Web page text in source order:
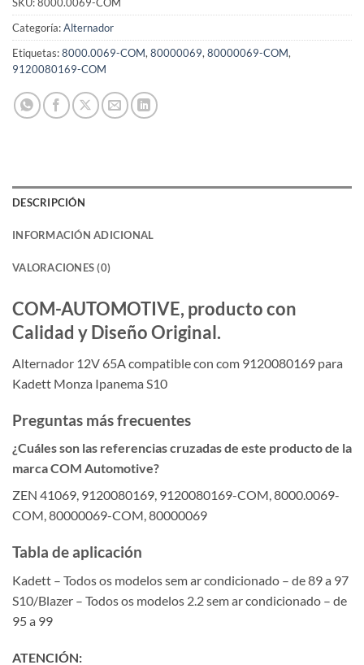
Categoría:Alternador
Etiquetas:8000.0069-COM, 80000069, 80000069-COM,
9120080169-COM
DESCRIPCIÓN
INFORMACIÓN ADICIONAL
VALORACIONES (0)
COM-AUTOMOTIVE, producto con
Calidad y Diseño Original.
Alternador 12V 65A compatible con com 9120080169 para
Kadett Monza Ipanema S10
Preguntas más frecuentes
¿Cuáles son las referencias cruzadas de este producto de la
marca COM Automotive?
ZEN 41069, 9120080169, 9120080169-COM, 8000.0069-
COM, 80000069-COM, 80000069
Tabla de aplicación
Kadett – Todos os modelos sem ar condicionado – de 89 a 97
S10/Blazer – Todos os modelos 2.2 sem ar condicionado – de
95 a 99
ATENCIÓN: